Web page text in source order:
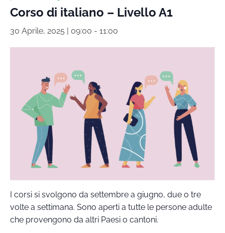
Corso di italiano – Livello A1
30 Aprile, 2025 | 09:00 - 11:00
I corsi si svolgono da settembre a giugno, due o tre
volte a settimana. Sono aperti a tutte le persone adulte
che provengono da altri Paesi o cantoni.